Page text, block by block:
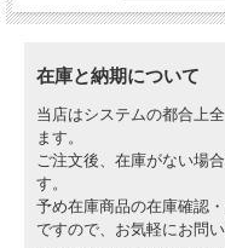
在庫と納期について
当店はシステムの都合上
ます。
ご注文後、在庫がない場
す。
予め在庫商品の在庫確認
ですので、お気軽にお問い